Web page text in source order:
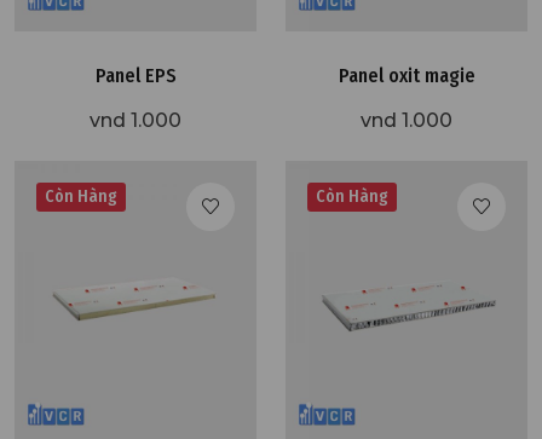
Panel EPS
vnd 1.000
Panel oxit magie
vnd 1.000
Còn Hàng Còn Hàng